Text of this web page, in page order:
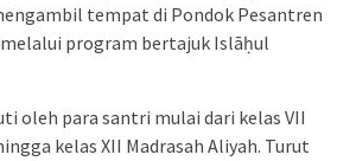
tempat di Pondok Pesantren
program bertajuk Islāḥul
oleh para santri mulai dari kelas VII
kelas XII Madrasah Aliyah. Turut